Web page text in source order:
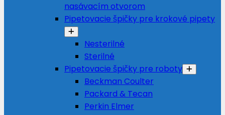
nasávacím otvorom
Pipetovacie špičky pre krokové pipety
Nesterilné
Sterilné
Pipetovacie špičky pre roboty
Beckman Coulter
Packard & Tecan
Perkin Elmer